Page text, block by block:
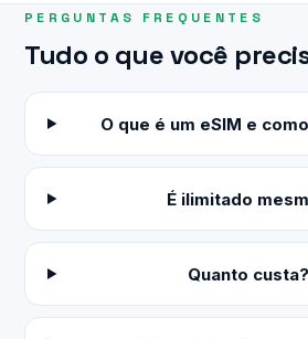
PERGUNTAS FREQUENTES
Tudo o que você
O que é um eSIM e
É ilimitado
Quanto custa?